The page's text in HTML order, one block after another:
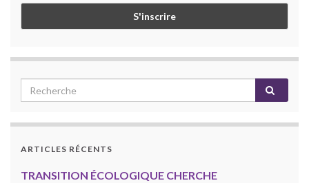
ARTICLES RÉCENTS
TRANSITION ÉCOLOGIQUE CHERCHE